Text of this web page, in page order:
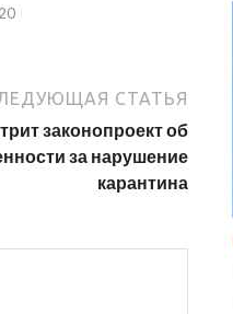
СТАТЬЯ
законопроект об
за нарушение
карантина